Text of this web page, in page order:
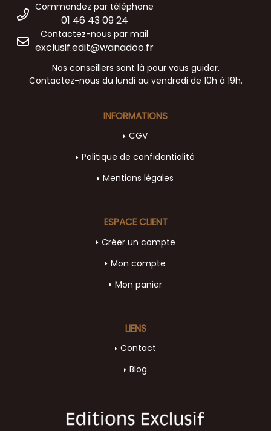
Commandez par téléphone
01 46 43 09 24
Contactez-nous par mail
exclusif.edit@wanadoo.fr
Nos conseillers sont là pour vous guider.
Contactez-nous du lundi au vendredi de 10h à 19h.
INFORMATIONS
CGV
Politique de confidentialité
Mentions légales
LIENS
Contact
Blog
ESPACE CLIENT
Créer un compte
Mon compte
Mon panier